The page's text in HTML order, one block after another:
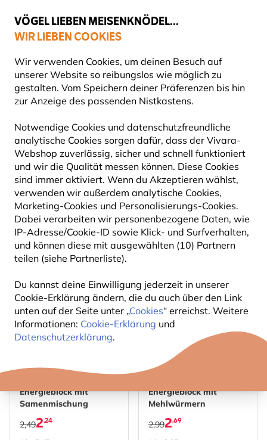
VÖGEL LIEBEN MEISENKNÖDEL...
WIR LIEBEN COOKIES
Wir verwenden Cookies, um deinen Besuch auf
unserer Website so reibungslos wie möglich zu
gestalten. Vom Speichern deiner Präferenzen bis hin
zur Anzeige des passenden Nistkastens.
Notwendige Cookies und datenschutzfreundliche
analytische Cookies sorgen dafür, dass der Vivara-
Webshop zuverlässig, sicher und schnell funktioniert
und wir die Qualität messen können. Diese Cookies
sind immer aktiviert. Wenn du Akzeptieren wählst,
verwenden wir außerdem analytische Cookies,
Marketing-Cookies und Personalisierungs-Cookies.
Dabei verarbeiten wir personenbezogene Daten, wie
IP-Adresse/Cookie-ID sowie Klick- und Surfverhalten,
und können diese mit ausgewählten (10) Partnern
teilen (siehe Partnerliste).
Du kannst deine Einwilligung jederzeit in unserer
Cookie-Erklärung ändern, die du auch über den Link
unten auf der Seite unter „Cookies“ erreichst. Weitere
Informationen: Cookie-Erklärung und
Datenschutzerklärung.
Gratis Versand ab 49 €
Vogelfutter
FETTFUTTER FÜR VÖGEL
Fettfutter für Vögel ist ein energiereicher Leckerbissen,
der eine wichtige Rolle dabei spielt, deine Gartenvögel
das ganze Jahr über zu unterstü Mehr lesen
84Produkte
10% RABATT
Energieblock mit
Samenmischung
2,24
2,49
10% RABATT
Energieblock mit
Mehlwürmern
2,69
2,99